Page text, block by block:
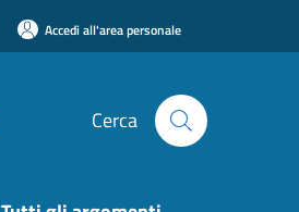
Accedi all'area personale
Cerca